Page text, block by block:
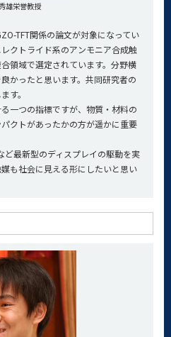
雄栄誉教授
TFT関係の論文が対象になってい
クトライド系のアンモニア合成触
領域で選定されています。分野横
かったと思います。共同研究者の
す。
一つの指標ですが、物質・材料の
クトがあったかの方が遥かに重要
ど最新型のディスプレイの駆動を実
も社会に見える形にしたいと思い